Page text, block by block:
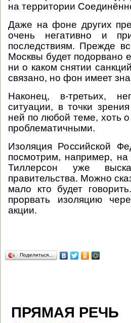
на территории
Даже на фоне других
очень негативно и
последствиям. Прежде
Москвы будет подорвано
ни о каком снятии
связано, но фон имеет
Наконец, в-третьих,
ситуации, в точки
ней по любой теме, хоть
проблематичными.
Изоляция Российской
посмотрим, например, на
Тиллерсон уже
правительства. Можно
мало кто будет
прорвать изоляцию
акции.
Поделиться…
ПРЯМАЯ РЕЧЬ